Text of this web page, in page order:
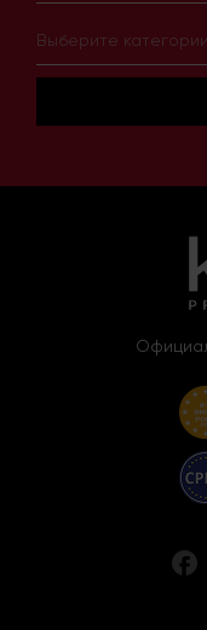
Выберите категории